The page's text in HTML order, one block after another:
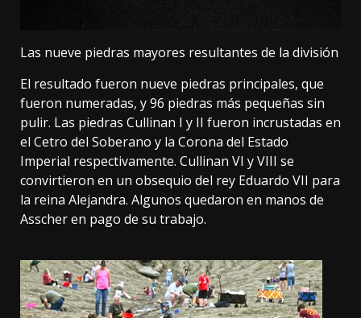
Las nueve piedras mayores resultantes de la división
El resultado fueron nueve piedras principales, que
fueron numeradas, y 96 piedras más pequeñas sin
pulir. Las piedras Cullinan I y II fueron incrustadas en
el Cetro del Soberano y la Corona del Estado
Imperial respectivamente. Cullinan VI y VIII se
convirtieron en un obsequio del rey Eduardo VII para
la reina Alejandra. Algunos quedaron en manos de
Asscher en pago de su trabajo.